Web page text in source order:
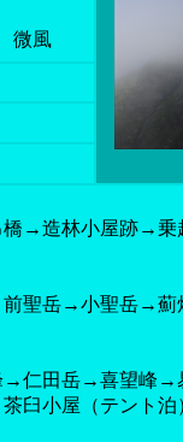
微風
→造林小屋跡→乗
聖岳→小聖岳→
→仁田岳→喜望峰
臼小屋（テント泊